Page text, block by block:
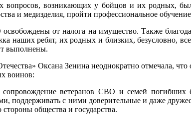
вопросов, возникающих у бойцов и их родных,
и медизделия, пройти профессиональное обучение
от налога на имущество. Также
ребят, их родных и близких, безусловно,
выполнены.
Оксана Зенина неоднократно отмечала,
воинов:
ветеранов СВО и семей
поддерживать с ними доверительные и даже
общества и государства.